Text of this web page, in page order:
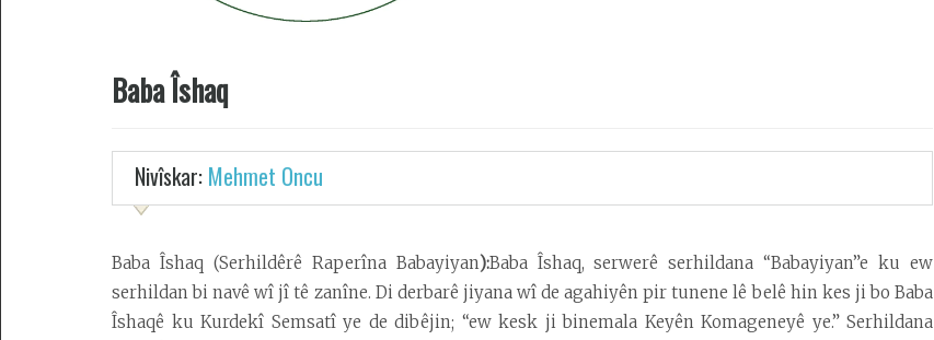
Baba Îshaq
Nivîskar: Mehmet Oncu
Baba Îshaq (Serhildêrê Raperîna Babayiyan):Baba Îshaq, serwerê serhildana “Babayiyan”e ku ew
serhildan bi navê wî jî tê zanîne. Di derbarê jiyana wî de agahiyên pir tunene lê belê hin kes ji bo Baba
Îshaqê ku Kurdekî Semsatî ye de dibêjin; “ew kesk ji binemala Keyên Komageneyê ye.” Serhildana